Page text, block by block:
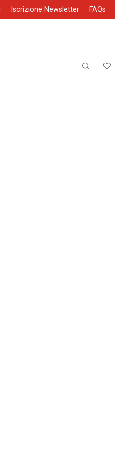
Iscrizione Newsletter FAQs